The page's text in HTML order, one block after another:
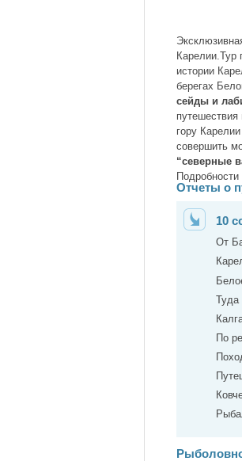
Карелии.Тур
истории
берегах
сейды и
гору
совершить
“северные
Подробности
Отчеты о
10
От
Туда
По